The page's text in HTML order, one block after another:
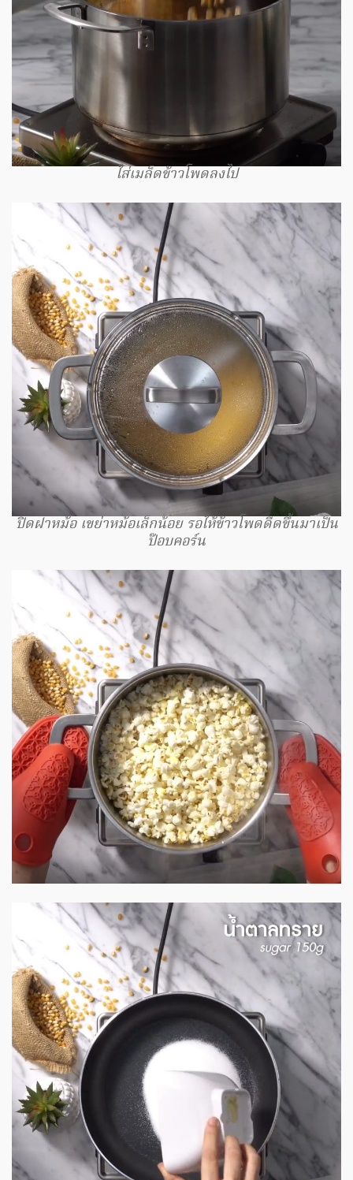
ใส่เมล็ดข้าวโพดลงไป
ปิดฝาหม้อ เขย่าหม้อเล็กน้อย รอให้ข้าวโพดดีดขึ้นมาเป็น
ป๊อบคอร์น